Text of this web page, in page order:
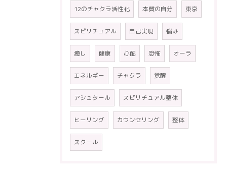
12のチャクラ活性化 本質の自分 東京
スピリチュアル 自己実現 悩み
癒し 健康 心配 恐怖 オーラ
エネルギー チャクラ 覚醒
アシュタール スピリチュアル整体
ヒーリング カウンセリング 整体
スクール